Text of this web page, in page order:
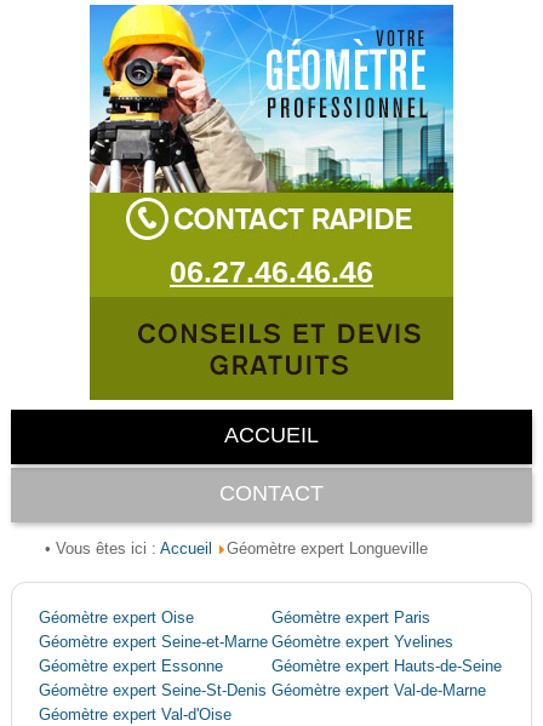
06.27.46.46.46
ACCUEIL
CONTACT
• Vous êtes ici : Accueil Géomètre expert Longueville
Géomètre expert Oise
Géomètre expert Paris
Géomètre expert Seine-et-Marne Géomètre expert Yvelines
Géomètre expert Essonne
Géomètre expert Hauts-de-Seine
Géomètre expert Seine-St-Denis Géomètre expert Val-de-Marne
Géomètre expert Val-d'Oise